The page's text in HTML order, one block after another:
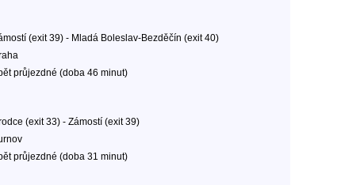
(exit 39) - Mladá Boleslav-Bezděčín (exit 40)
průjezdné (doba 46 minut)
(exit 33) - Zámostí (exit 39)
průjezdné (doba 31 minut)